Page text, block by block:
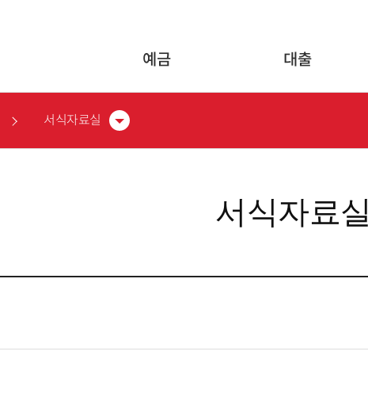
예금 대출
서식자료실
서식자료실